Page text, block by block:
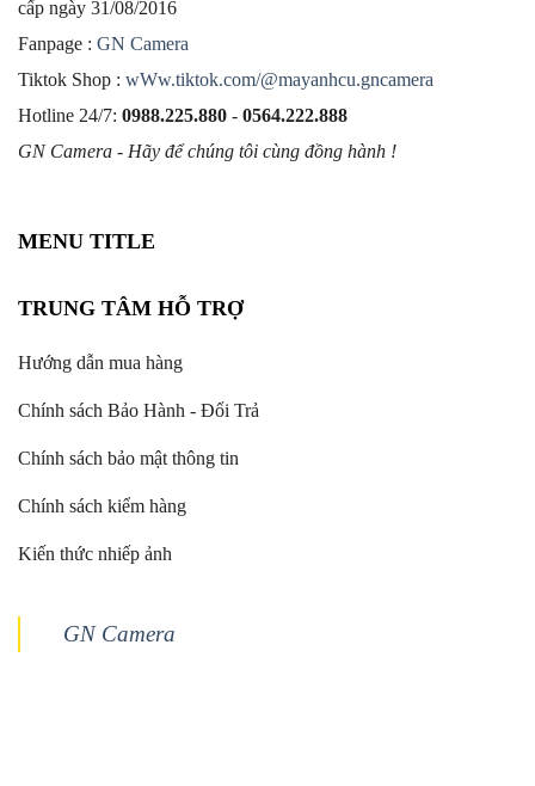
cấp ngày 31/08/2016
Fanpage : GN Camera
Tiktok Shop : wWw.tiktok.com/@mayanhcu.gncamera
Hotline 24/7: 0988.225.880 - 0564.222.888
GN Camera - Hãy để chúng tôi cùng đồng hành !
MENU TITLE
TRUNG TÂM HỖ TRỢ
Hướng dẫn mua hàng
Chính sách Bảo Hành - Đổi Trả
Chính sách bảo mật thông tin
Chính sách kiểm hàng
Kiến thức nhiếp ảnh
GN Camera